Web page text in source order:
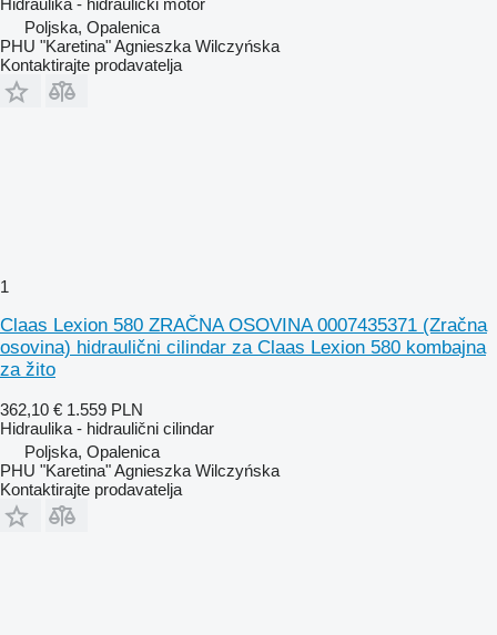
Hidraulika - hidraulički motor
Poljska, Opalenica
PHU "Karetina" Agnieszka Wilczyńska
Kontaktirajte prodavatelja
1
Claas Lexion 580 ZRAČNA OSOVINA 0007435371 (Zračna
osovina) hidraulični cilindar za Claas Lexion 580 kombajna
za žito
362,10 € 1.559 PLN
Hidraulika - hidraulični cilindar
Poljska, Opalenica
PHU "Karetina" Agnieszka Wilczyńska
Kontaktirajte prodavatelja